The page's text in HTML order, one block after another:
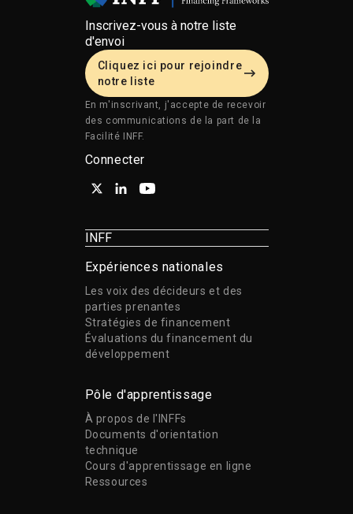
Inscrivez-vous à notre liste
d'envoi
Cliquez ici pour rejoindre
notre liste
En m'inscrivant, j'accepte de recevoir
des communications de la part de la
Facilité INFF.
Connecter
INFF
Expériences nationales
Les voix des décideurs et des
parties prenantes
Stratégies de financement
Évaluations du financement du
développement
Pôle d'apprentissage
À propos de l'INFFs
Documents d'orientation
technique
Cours d'apprentissage en ligne
Ressources